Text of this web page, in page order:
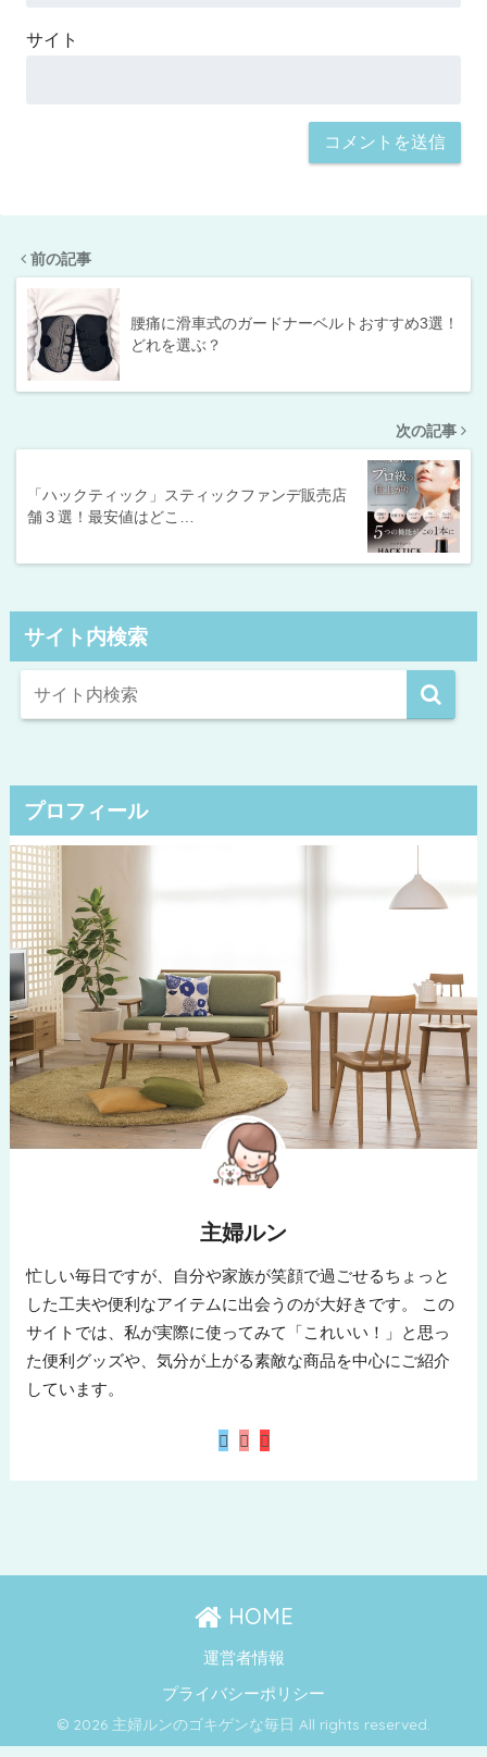
サイト
前の記事
腰痛に滑車式のガードナーベルトおすすめ3選！
どれを選ぶ？
次の記事
「ハックティック」スティックファンデ販売店
舗３選！最安値はどこ…
サイト内検索
プロフィール
主婦ルン
忙しい毎日ですが、自分や家族が笑顔で過ごせるちょっと
した工夫や便利なアイテムに出会うのが大好きです。 この
サイトでは、私が実際に使ってみて「これいい！」と思っ
た便利グッズや、気分が上がる素敵な商品を中心にご紹介
しています。
HOME
運営者情報
プライバシーポリシー
© 2026 主婦ルンのゴキゲンな毎日 All rights reserved.